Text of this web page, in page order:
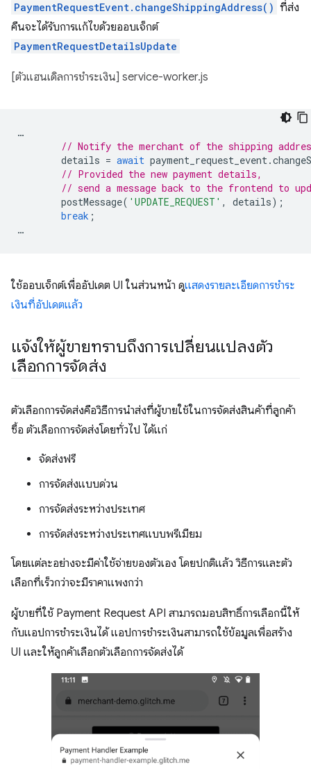
PaymentRequestEvent.changeShippingAddress() ที่ส่ง
คืนจะได้รับการแก้ไขด้วยออบเจ็กต์
PaymentRequestDetailsUpdate
[ตัวแฮนเดิลการชำระเงิน] service-worker.js
…
// Notify the merchant of the shipping
details = await payment_request_event.
// Provided the new payment details,
// send a message back to the frontend to
postMessage( 'UPDATE_REQUEST' , details);
break ;
…
ใช้ออบเจ็กต์เพื่ออัปเดต UI ในส่วนหน้า ดูแสดงรายละเอียดการชำระ
เงินที่อัปเดตแล้ว
แจ้งให้ผู้ขายทราบถึงการเปลี่ยนแปลงตัว
เลือกการจัดส่ง
ตัวเลือกการจัดส่งคือวิธีการนำส่งที่ผู้ขายใช้ในการจัดส่งสินค้าที่ลูกค้า
ซื้อ ตัวเลือกการจัดส่งโดยทั่วไป ได้แก่
จัดส่งฟรี
การจัดส่งแบบด่วน
การจัดส่งระหว่างประเทศ
การจัดส่งระหว่างประเทศแบบพรีเมียม
โดยแต่ละอย่างจะมีค่าใช้จ่ายของตัวเอง โดยปกติแล้ว วิธีการและตัว
เลือกที่เร็วกว่าจะมีราคาแพงกว่า
ผู้ขายที่ใช้ Payment Request API สามารถมอบสิทธิ์การเลือกนี้ให้
กับแอปการชำระเงินได้ แอปการชำระเงินสามารถใช้ข้อมูลเพื่อสร้าง
UI และให้ลูกค้าเลือกตัวเลือกการจัดส่งได้